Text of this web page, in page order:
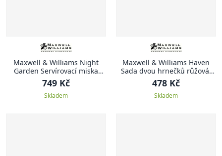
Maxwell & Williams Night
Garden Servírovací miska
oválná, 25 cm
749 Kč
Skladem
Maxwell & Williams Haven
Sada dvou hrnečků růžová,
Haven, 380 ml
478 Kč
Skladem